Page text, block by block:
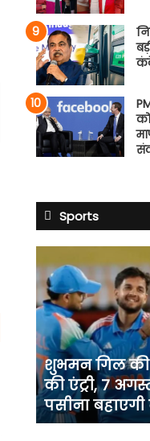
Sports
गिल
की
सेना
4
नेट
बॉलर्स
की
एंट्री,
7
शुभमन गिल की
की एंट्री, 7
पसीना बहाएगी